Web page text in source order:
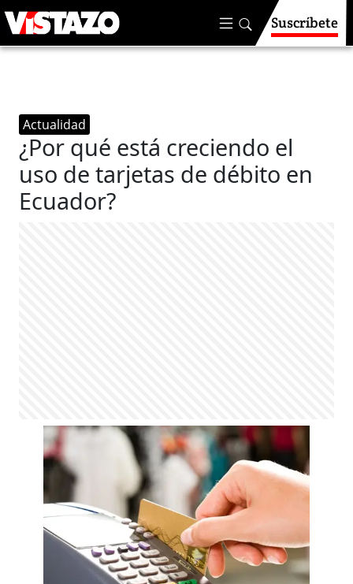
Suscríbete
Actualidad
¿Por qué está creciendo el
uso de tarjetas de débito en
Ecuador?